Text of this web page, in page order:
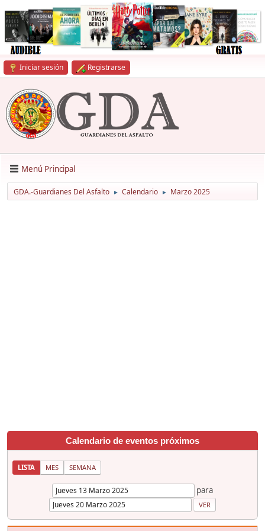
Iniciar sesión Registrarse
Menú Principal
GDA.-Guardianes Del Asfalto ► Calendario ► Marzo 2025
Calendario de eventos próximos
LISTA MES SEMANA
para